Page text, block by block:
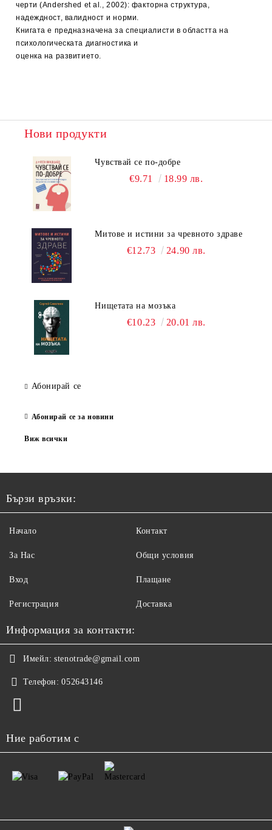
черти (Andershed et al., 2002): факторна структура,
надеждност, валидност и норми.
Книгата е предназначена за специалисти в областта на
психологическата диагностика и
оценка на развитието.
Нови продукти
Чувствай се по-добре
€9.71 18.99 лв.
Митове и истини за чревното здраве
€12.73 24.90 лв.
Нищетата на мозъка
€10.23 20.01 лв.
Абонирай се
Абонирай се за новини
Виж всички
Бързи връзки:
Начало
За Нас
Вход
Регистрация
Контакт
Общи условия
Плащане
Доставка
Информация за контакти:
Имейл: stenotrade@gmail.com
Телефон: 052643146
Ние работим с